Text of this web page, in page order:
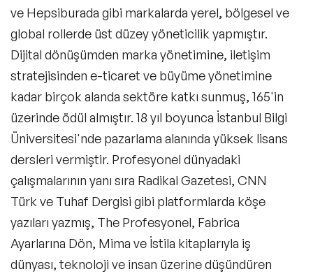
ve Hepsiburada gibi markalarda yerel, bölgesel ve
global rollerde üst düzey yöneticilik yapmıştır.
Dijital dönüşümden marka yönetimine, iletişim
stratejisinden e-ticaret ve büyüme yönetimine
kadar birçok alanda sektöre katkı sunmuş, 165'in
üzerinde ödül almıştır. 18 yıl boyunca İstanbul Bilgi
Üniversitesi'nde pazarlama alanında yüksek lisans
dersleri vermiştir. Profesyonel dünyadaki
çalışmalarının yanı sıra Radikal Gazetesi, CNN
Türk ve Tuhaf Dergisi gibi platformlarda köşe
yazıları yazmış, The Profesyonel, Fabrica
Ayarlarına Dön, Mima ve İstila kitaplarıyla iş
dünyası, teknoloji ve insan üzerine düşündüren